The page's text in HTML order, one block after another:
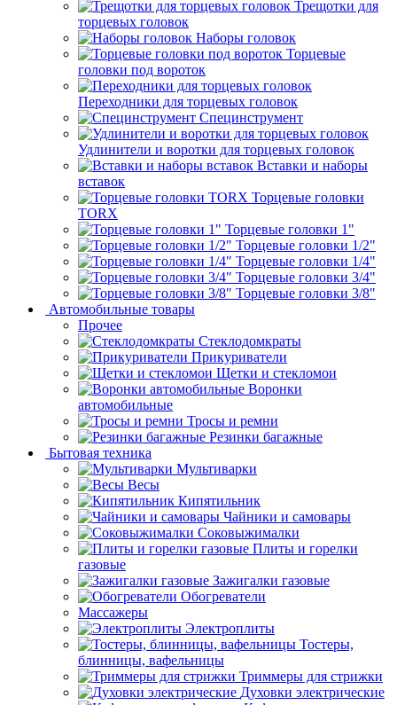
Трещотки для
торцевых головок
Наборы головок
Торцевые
головки под вороток
Переходники для торцевых головок
Специнструмент
Удлинители и воротки для торцевых головок
Вставки и наборы
вставок
Торцевые головки
TORX
Торцевые головки 1"
Торцевые головки 1/2"
Торцевые головки 1/4"
Торцевые головки 3/4"
Торцевые головки 3/8"
Автомобильные товары
Прочее
Стеклодомкраты
Прикуриватели
Щетки и стекломои
Воронки
автомобильные
Тросы и ремни
Резинки багажные
Бытовая техника
Мультиварки
Весы
Кипятильник
Чайники и самовары
Соковыжималки
Плиты и горелки
газовые
Зажигалки газовые
Обогреватели
Массажеры
Электроплиты
Тостеры,
блинницы, вафельницы
Триммеры для стрижки
Духовки электрические